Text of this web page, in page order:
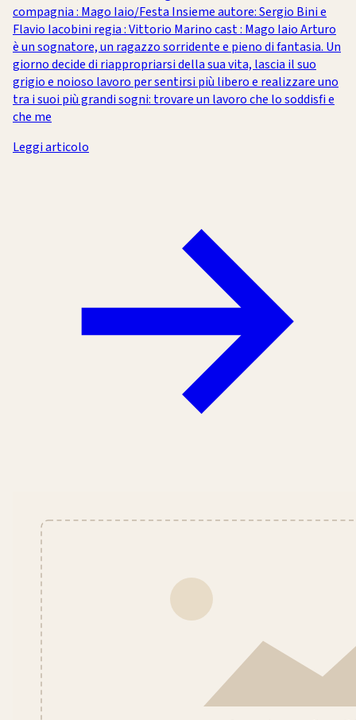
compagnia : Mago Iaio/Festa Insieme autore: Sergio Bini e
Flavio Iacobini regia : Vittorio Marino cast : Mago Iaio Arturo
è un sognatore, un ragazzo sorridente e pieno di fantasia. Un
giorno decide di riappropriarsi della sua vita, lascia il suo
grigio e noioso lavoro per sentirsi più libero e realizzare uno
tra i suoi più grandi sogni: trovare un lavoro che lo soddisfi e
che me
Leggi articolo